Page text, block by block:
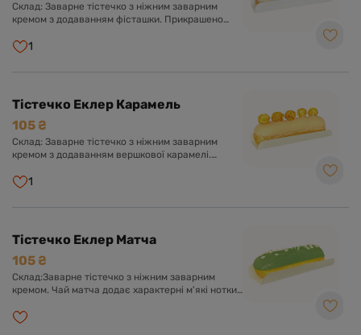
Склад: Заварне тістечко з ніжним заварним
кремом з додаванням фісташки. Прикрашено
1
Тістечко Еклер Карамель
105 ₴
Склад: Заварне тістечко з ніжним заварним
кремом з додаванням вершкової карамелі.
попкорном.
1
Тістечко Еклер Матча
105 ₴
Склад:Заварне тістечко з ніжним заварним
кремом. Чай матча додає характерні м'які нотки
глазур'ю та білим шоколадом.